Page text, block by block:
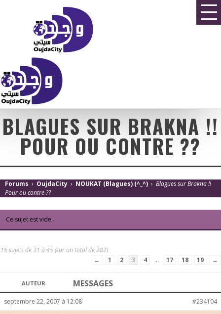
BLAGUES SUR BRAKNA !!
POUR OU CONTRE ??
Forums › OujdaCity › NOUKAT (Blagues) (^_^) › Blagues sur Brakna !!
Pour ou contre ??
Ce sujet est vide.
15 sujets de 31 à 45 (sur un total de 282)
←
1 2 3 4 … 17 18 19 →
AUTEUR MESSAGES
septembre 22, 2007 à 12:08 #234104